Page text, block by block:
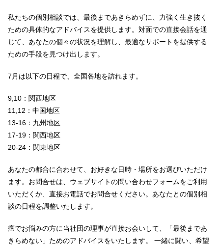
私たちの個別相談では、最後まであきらめずに、力強く生き抜く
ための具体的なアドバイスを提供します。対面での直接会話を通
じて、あなたの個々の状況を理解し、最適なサポートを提供する
ための手段を見つけ出します。
7月は以下の日程で、全国各地を訪れます。
9,10：関西地区
11,12：中国地区
13-16：九州地区
17-19：関西地区
20-24：関東地区
あなたの都合に合わせて、お好きな日時・場所をお選びいただけ
ます。お問合せは、ウェブサイトの問い合わせフォームをご利用
いただくか、直接お電話でお問合せください。あなたとの個別相
談の日程を調整いたします。
癌でお悩みの方に当社団の理事が直接お会いして、「最後まであ
きらめない」ためのアドバイスをいたします。 一緒に闘い、希望